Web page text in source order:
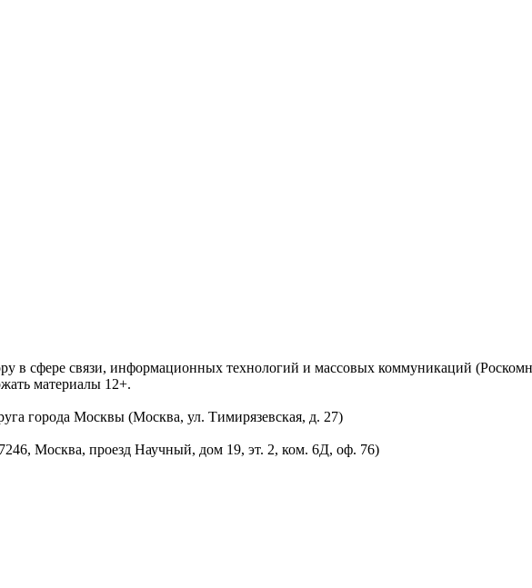
в сфере связи, информационных технологий и массовых коммуникаций
материалы 12+.
города Москвы (Москва, ул. Тимирязевская, д. 27)
Москва, проезд Научный, дом 19, эт. 2, ком. 6Д, оф. 76)